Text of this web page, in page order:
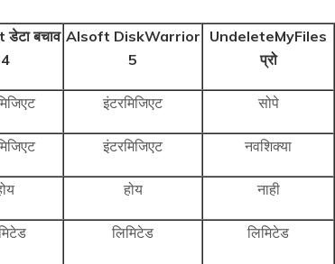
बचाव
4
Alsoft DiskWarrior
5
UndeleteMyFiles
प्रो
इंटरमिजिएट सोपे
इंटरमिजिएट नवशिक्या
होय नाही
लिमिटेड लिमिटेड